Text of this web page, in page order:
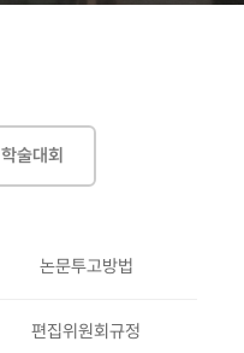
학술대회
논문투고방법
편집위원회규정